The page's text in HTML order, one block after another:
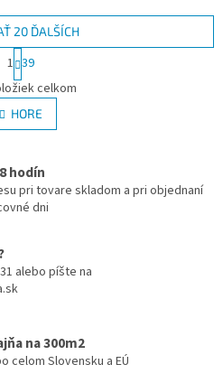
O
v
l
á
a
c
i
e
v
ý
p
i
20 ĎALŠÍCH
S
t
r
á
n
k
a
n
i
1 39
celkom
HORE
hodín
pri tovare skladom a pri objednaní
dni
alebo píšte na
na 300m2
celom Slovensku a EÚ